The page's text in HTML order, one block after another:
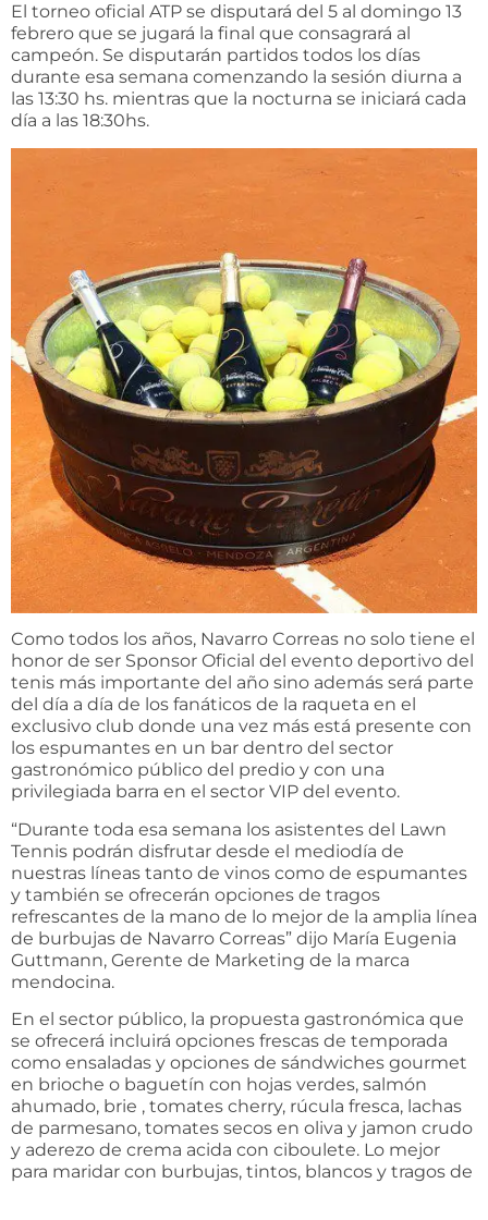
El torneo oficial ATP se disputará del 5 al domingo 13
febrero que se jugará la final que consagrará al
campeón. Se disputarán partidos todos los días
durante esa semana comenzando la sesión diurna a
las 13:30 hs. mientras que la nocturna se iniciará cada
día a las 18:30hs.
Como todos los años, Navarro Correas no solo tiene el
honor de ser Sponsor Oficial del evento deportivo del
tenis más importante del año sino además será parte
del día a día de los fanáticos de la raqueta en el
exclusivo club donde una vez más está presente con
los espumantes en un bar dentro del sector
gastronómico público del predio y con una
privilegiada barra en el sector VIP del evento.
“Durante toda esa semana los asistentes del Lawn
Tennis podrán disfrutar desde el mediodía de
nuestras líneas tanto de vinos como de espumantes
y también se ofrecerán opciones de tragos
refrescantes de la mano de lo mejor de la amplia línea
de burbujas de Navarro Correas” dijo María Eugenia
Guttmann, Gerente de Marketing de la marca
mendocina.
En el sector público, la propuesta gastronómica que
se ofrecerá incluirá opciones frescas de temporada
como ensaladas y opciones de sándwiches gourmet
en brioche o baguetín con hojas verdes, salmón
ahumado, brie , tomates cherry, rúcula fresca, lachas
de parmesano, tomates secos en oliva y jamon crudo
y aderezo de crema acida con ciboulete. Lo mejor
para maridar con burbujas, tintos, blancos y tragos de